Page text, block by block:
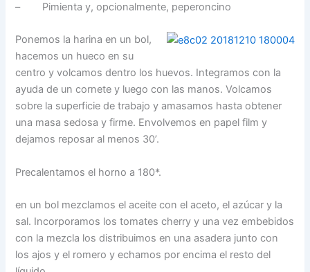
– Pimienta y, opcionalmente, peperoncino
Ponemos la harina en un bol,
hacemos un hueco en su
centro y volcamos dentro los huevos. Integramos con la
ayuda de un cornete y luego con las manos. Volcamos
sobre la superficie de trabajo y amasamos hasta obtener
una masa sedosa y firme. Envolvemos en papel film y
dejamos reposar al menos 30’.
Precalentamos el horno a 180*.
en un bol mezclamos el aceite con el aceto, el azúcar y la
sal. Incorporamos los tomates cherry y una vez embebidos
con la mezcla los distribuimos en una asadera junto con
los ajos y el romero y echamos por encima el resto del